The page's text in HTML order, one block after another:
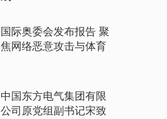
国际奥委会发布报告 聚
焦网络恶意攻击与体育
中国东方电气集团有限
公司原党组副书记宋致